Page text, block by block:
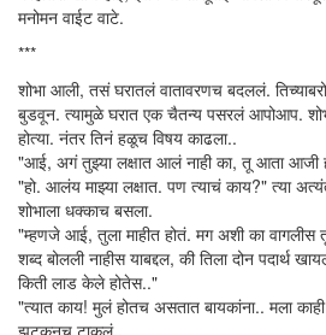
मनोमन वाईट वाटे.
***
शोभा आली, तसं घरातलं वातावरणच बदललं.
बुडवून. त्यामुळे घरात एक चैतन्य पसरलं आपोआप.
होत्या. नंतर तिनं हळूच विषय काढला..
"आई, अगं तुझ्या लक्षात आलं नाही का, तू आता आजी
"हो. आलंय माझ्या लक्षात. पण त्याचं काय?" त्या
शोभाला धक्काच बसला.
"म्हणजे आई, तुला माहीत होतं. मग अशी का वागलीस तू
शब्द बोलली नाहीस याबद्दल, की तिला दोन पदार्थ
किती लाड केले होतेस.."
"त्यात काय! मुलं होतच असतात बायकांना.. मला काही
झटकूनच टाकलं..